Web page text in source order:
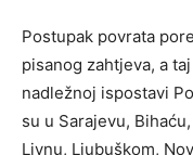
Postupak povrata
pisanog zahtjeva, a
nadležnoj ispostavi
su u Sarajevu,
Livnu, Ljubuškom,